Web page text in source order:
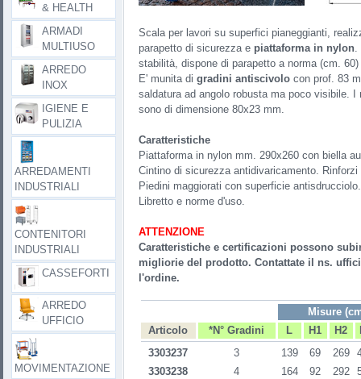
Scala per lavori su superfici pianeggianti,
parapetto di sicurezza e piattaforma in nylon.
stabilità, dispone di parapetto a norma (cm.
E' munita di gradini antiscivolocon prof. 83
saldatura ad angolo robusta ma poco visibile.
sono di dimensione 80x23 mm.
Caratteristiche
Piattaforma in nylon mm. 290x260 con biella
Cintino di sicurezza antidivaricamento.
Piedini maggiorati con superficie antisdrucciolo.
Libretto e norme d'uso.
ATTENZIONE
Caratteristiche e certificazioni possono
migliorie del prodotto. Contattate il ns.
l'ordine.
Misure
Articolo
*N° Gradini L H1 H2
3303237
3 139 69 269
3303238
4 164 92 292
& HEALTH
ARMADI
MULTIUSO
ARREDO
INOX
IGIENE E
PULIZIA
ARREDAMENTI
INDUSTRIALI
CONTENITORI
INDUSTRIALI
CASSEFORTI
ARREDO
UFFICIO
MOVIMENTAZIONE